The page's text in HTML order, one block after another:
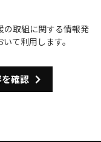
取組に関する情報発
て利用します。
確認